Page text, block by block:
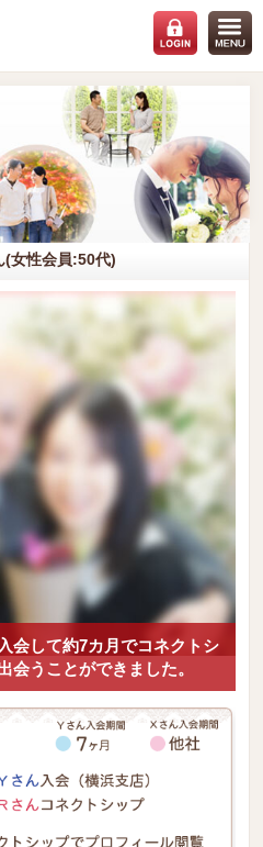
(女性会員:50代)
会して約7カ月でコネクトシ
会うことができました。